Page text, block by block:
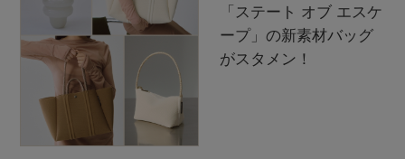
「ステート オブ エスケ
ープ」の新素材バッグ
がスタメン！